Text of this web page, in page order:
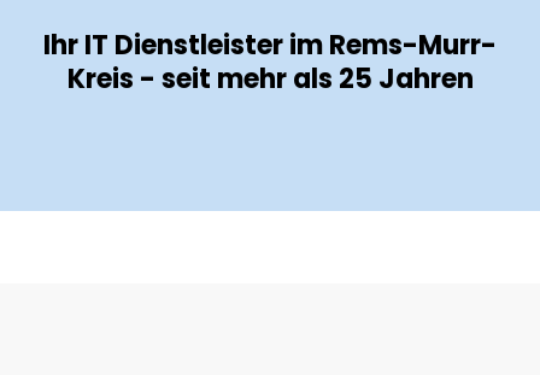
Ihr IT Dienstleister im Rems-Murr-
Kreis - seit mehr als 25 Jahren